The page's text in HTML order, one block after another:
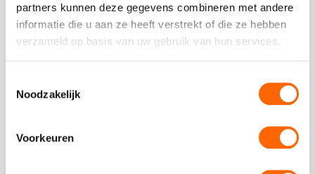
partners kunnen deze gegevens combineren met andere
informatie die u aan ze heeft verstrekt of die ze hebben
verzameld op basis van uw gebruik van hun services.
Noodzakelijk
Voorkeuren
door
het
en
Bekijk
Fietstocht
Vondelpark
Museumkwartier